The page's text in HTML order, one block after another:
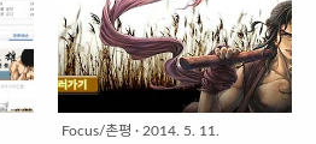
Focus/촌평 · 2014. 5. 11.